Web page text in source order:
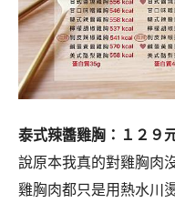
泰式辣醬雞胸：１２９
說原本我真的對雞胸肉
雞胸肉都只是用熱水川